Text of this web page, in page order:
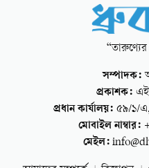
“তারুণ্যের
সম্পাদক:
প্রকাশক:
প্রধান কার্যালয়: ৫৯/১/এ,
মোবাইল নাম্বার:
মেইল: